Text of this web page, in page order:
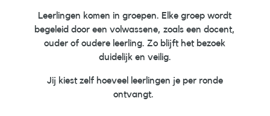
Leerlingen komen in groepen. Elke groep wordt
begeleid door een volwassene, zoals een docent,
ouder of oudere leerling. Zo blijft het bezoek
duidelijk en veilig.
Jij kiest zelf hoeveel leerlingen je per ronde
ontvangt.